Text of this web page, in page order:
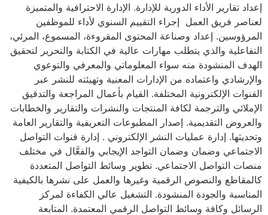
إعداد تقارير الأداء الدورية للإدارة. الإدارة الاحترافية والمتميزة
لعناصر فريق العمل إجراء التقييم السنوي لأداء للموظفين
المرؤوسين. إعداد وصناعة المحتوى المقروءة، المسموع، المرئي،
التفاعلية والذي يتطلب مهارات عالية في الكتابة والتحرير لتحقيق
الهدف المنشودة منه سواء المعلوماتي والمعرفي والتوعوي
والإرشادي واعتماده من الإدارات المعنية وتهيئته للنشر عبر
القنوات الإلكترونية المختلفة. القيام بأعمال المراجعة والتدقيق
الإملائي والترجمة لكافة المنتجات والنشرات والتقارير والخطابات
والعروض التقديمية. إصدار المطبوعات التعريفية والتقارير العامة
وتحديثها. إدارة عمليات النشر الإلكتروني . إدارة قنوات التواصل
الاجتماعي وضمان وضمان التواجد الإيجابي والفعَّال في مختلف
منصات التواصل الاجتماعي. تطوير وسائط التواصل المتعددة
كالمقاطع والنصوص الرقمية وغيرها والعمل على نشرها بالكيفية
المناسبة والجودة المنشودة. التشغيل عالي الكفاءة لمركز
الرسائل وكافة وسائط التواصل الرقمي المعتمدة. المتابعة